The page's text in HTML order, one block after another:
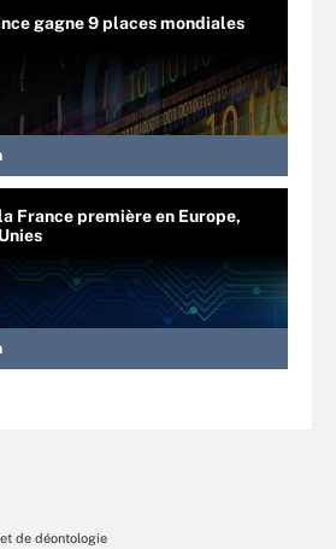
gagne 9 places mondiales
France première en Europe,
de déontologie